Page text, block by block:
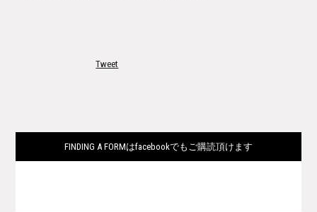
Tweet
FINDING A FORMはfacebookでもご購読頂けます